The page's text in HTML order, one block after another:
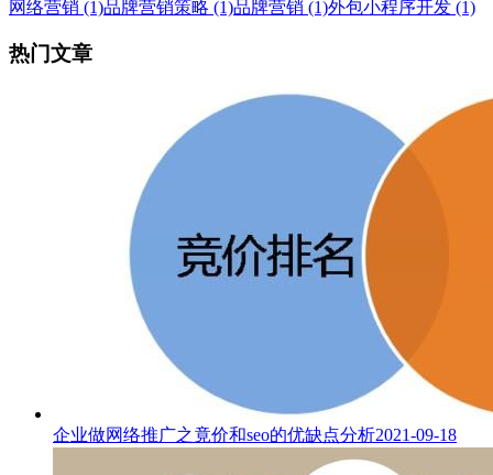
网络营销 (1)品牌营销策略 (1)品牌营销 (1)外包小程序开发 (1)
热门文章
企业做网络推广之竟价和seo的优缺点分析2021-09-18